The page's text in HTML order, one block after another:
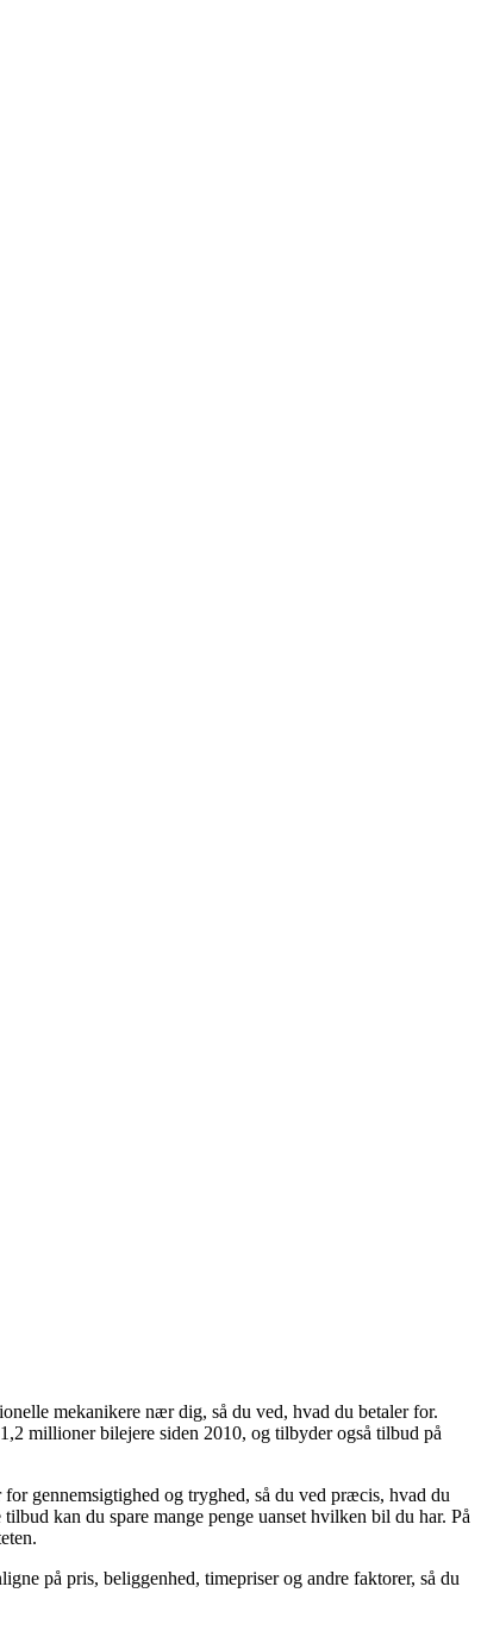
mekanikere nær dig, så du ved, hvad du betaler for.
millioner bilejere siden 2010, og tilbyder også tilbud på
gennemsigtighed og tryghed, så du ved præcis, hvad du
kan du spare mange penge uanset hvilken bil du har. På
på pris, beliggenhed, timepriser og andre faktorer, så du